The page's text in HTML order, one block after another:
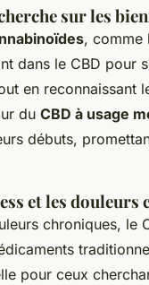
sur les
, comme
dans le CBD pour
en reconnaissant
du CBD à usage
débuts,
et les douleurs
chroniques, le
pour ceux